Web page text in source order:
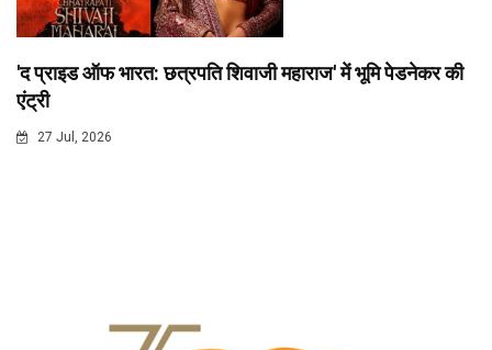
'द प्राइड ऑफ भारत: छत्रपति शिवाजी महाराज' में भूमि पेडनेकर की
एंट्री
27 Jul, 2026